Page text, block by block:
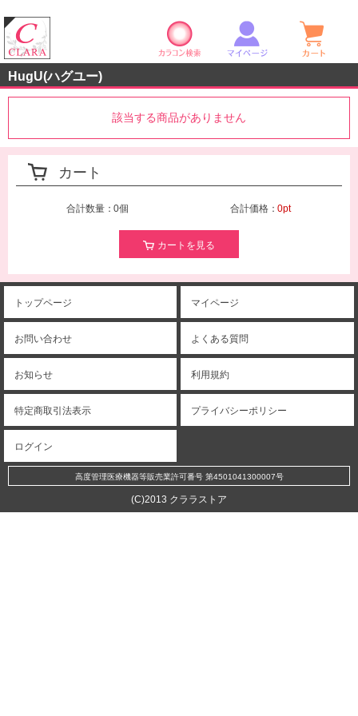
カラコン検索 マイページ
HugU(ハグユー)
該当する商品がありません
カート
合計数量：0個 合計価格：0pt
カートを見る
トップページ マイページ
お問い合わせ よくある質問
お知らせ 利用規約
特定商取引法表示 プライバシーポリシー
ログイン
高度管理医療機器等販売業許可番号 第4501041300007号
(C)2013 クララストア